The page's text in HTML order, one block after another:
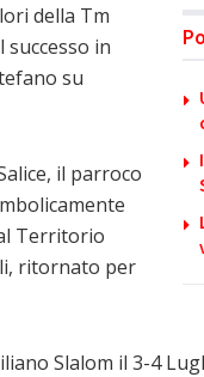
della Tm
in
su
il parroco
Territorio
ritornato per
Slalom il 3-4